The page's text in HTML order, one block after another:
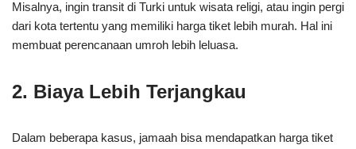
Misalnya, ingin transit di Turki untuk wisata religi, atau ingin pergi
dari kota tertentu yang memiliki harga tiket lebih murah. Hal ini
membuat perencanaan umroh lebih leluasa.
2. Biaya Lebih Terjangkau
Dalam beberapa kasus, jamaah bisa mendapatkan harga tiket